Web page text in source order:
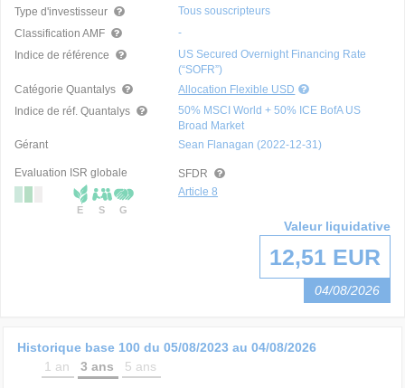
Type d'investisseur
Tous souscripteurs
Classification AMF
-
Indice de référence
US Secured Overnight Financing Rate
(“SOFR”)
Catégorie Quantalys
Allocation Flexible USD
Indice de réf. Quantalys
50% MSCI World + 50% ICE BofA US
Broad Market
Gérant
Sean Flanagan (2022-12-31)
Evaluation ISR globale
E S G
SFDR
Article 8
Valeur liquidative
12,51 EUR
04/08/2026
Historique base 100 du 05/08/2023 au 04/08/2026
1 an
3 ans 5 ans